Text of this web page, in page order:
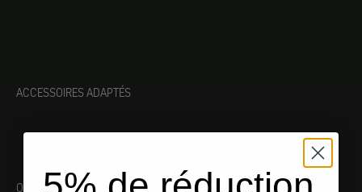
ACCESSOIRES ADAPTÉS
OUTILLAGE ADAPTÉ